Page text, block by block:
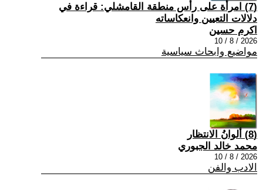
(7) امرأة على رأس منطقة القامشلي: قراءة في
دلالات التعيين وانعكاساته
اكرم حسين
2026 / 8 / 10
مواضيع وابحاث سياسية
(8) ألوانُ الانتظار
محمد خالد الجبوري
2026 / 8 / 10
الادب والفن